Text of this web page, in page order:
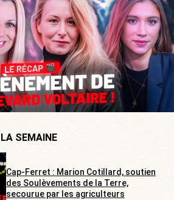
SEMAINE
Cap-Ferret : Marion Cotillard, soutien
des Soulèvements de la Terre,
secourue par les agriculteurs